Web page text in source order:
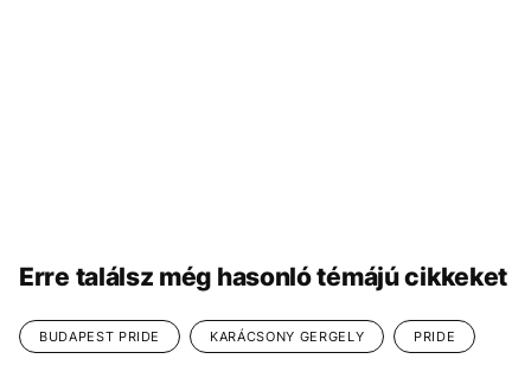
Erre találsz még hasonló témájú cikkeket
BUDAPEST PRIDE KARÁCSONY GERGELY PRIDE